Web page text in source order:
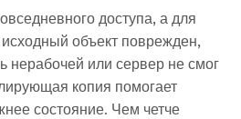
доступа, а для
объект поврежден,
нерабочей или сервер не смог
копия помогает
состояние. Чем четче